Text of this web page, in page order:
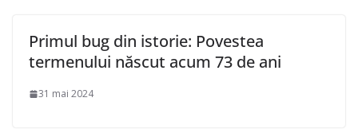
Primul bug din istorie: Povestea
termenului născut acum 73 de ani
31 mai 2024